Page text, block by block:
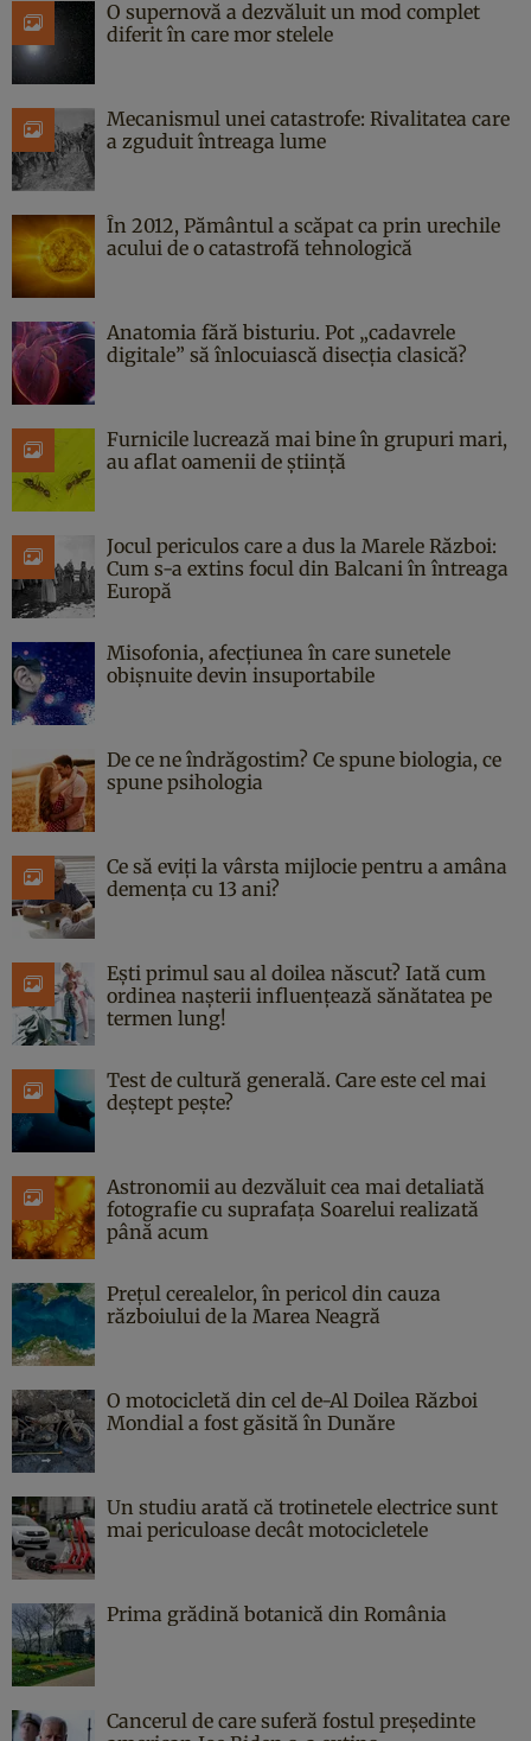
O supernovă a dezvăluit un mod complet
diferit în care mor stelele
Mecanismul unei catastrofe: Rivalitatea care
a zguduit întreaga lume
În 2012, Pământul a scăpat ca prin urechile
acului de o catastrofă tehnologică
Anatomia fără bisturiu. Pot „cadavrele
digitale” să înlocuiască disecția clasică?
Furnicile lucrează mai bine în grupuri mari,
au aflat oamenii de știință
Jocul periculos care a dus la Marele Război:
Cum s-a extins focul din Balcani în întreaga
Europă
Misofonia, afecțiunea în care sunetele
obișnuite devin insuportabile
De ce ne îndrăgostim? Ce spune biologia, ce
spune psihologia
Ce să eviți la vârsta mijlocie pentru a amâna
demența cu 13 ani?
Ești primul sau al doilea născut? Iată cum
ordinea nașterii influențează sănătatea pe
termen lung!
Test de cultură generală. Care este cel mai
deștept pește?
Astronomii au dezvăluit cea mai detaliată
fotografie cu suprafața Soarelui realizată
până acum
Prețul cerealelor, în pericol din cauza
războiului de la Marea Neagră
O motocicletă din cel de-Al Doilea Război
Mondial a fost găsită în Dunăre
Un studiu arată că trotinetele electrice sunt
mai periculoase decât motocicletele
Prima grădină botanică din România
Cancerul de care suferă fostul președinte